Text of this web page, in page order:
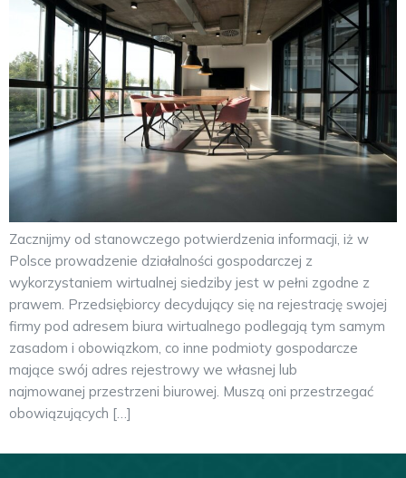
Zacznijmy od stanowczego potwierdzenia informacji, iż w
Polsce prowadzenie działalności gospodarczej z
wykorzystaniem wirtualnej siedziby jest w pełni zgodne z
prawem. Przedsiębiorcy decydujący się na rejestrację swojej
firmy pod adresem biura wirtualnego podlegają tym samym
zasadom i obowiązkom, co inne podmioty gospodarcze
mające swój adres rejestrowy we własnej lub
najmowanej przestrzeni biurowej. Muszą oni przestrzegać
obowiązujących […]